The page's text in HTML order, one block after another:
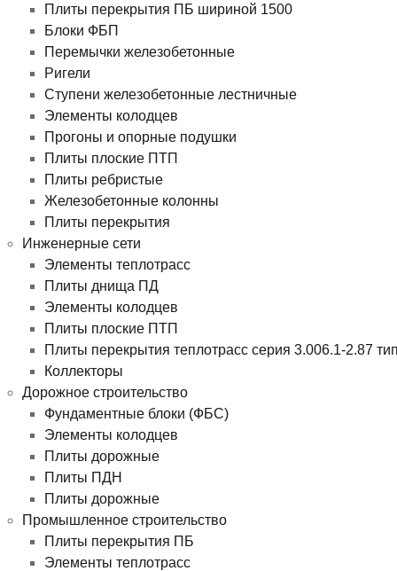
Плиты перекрытия ПБ шириной 1500
Блоки ФБП
Перемычки железобетонные
Ригели
Ступени железобетонные лестничные
Элементы колодцев
Прогоны и опорные подушки
Плиты плоские ПТП
Плиты ребристые
Железобетонные колонны
Плиты перекрытия
Инженерные сети
Элементы теплотрасс
Плиты днища ПД
Элементы колодцев
Плиты плоские ПТП
Плиты перекрытия теплотрасс серия 3.006.1-2.87
Коллекторы
Дорожное строительство
Фундаментные блоки (ФБС)
Элементы колодцев
Плиты дорожные
Плиты ПДН
Плиты дорожные
Промышленное строительство
Плиты перекрытия ПБ
Элементы теплотрасс